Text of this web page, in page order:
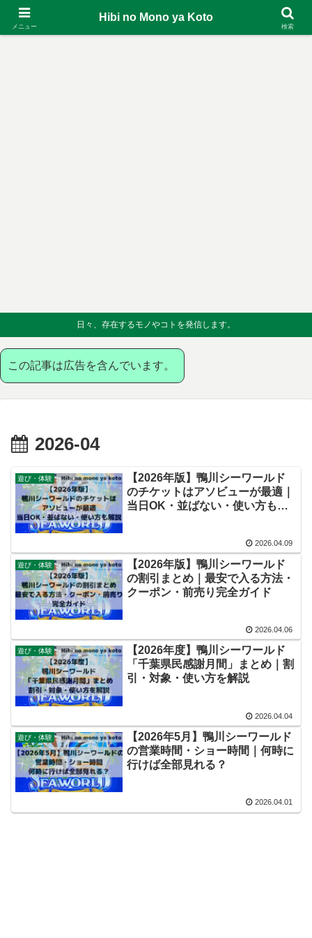
日々、存在するモノやコトを発信します。
この記事は広告を含んでいます。
2026-04
遊び・体験
【2026年版】鴨川シーワールド
のチケットはアソビューが最適｜
当日OK・並ばない・使い方も解
2026.04.09
遊び・体験
【2026年版】鴨川シーワールド
の割引まとめ｜最安で入る方法・
クーポン・前売り完全ガイド
2026.04.06
遊び・体験
【2026年度】鴨川シーワールド
「千葉県民感謝月間」まとめ｜割
引・対象・使い方を解説
2026.04.04
遊び・体験
【2026年5月】鴨川シーワールド
の営業時間・ショー時間｜何時に
行けば全部見れる？
2026.04.01
メニュー
Hibi no Mono ya Koto
検索